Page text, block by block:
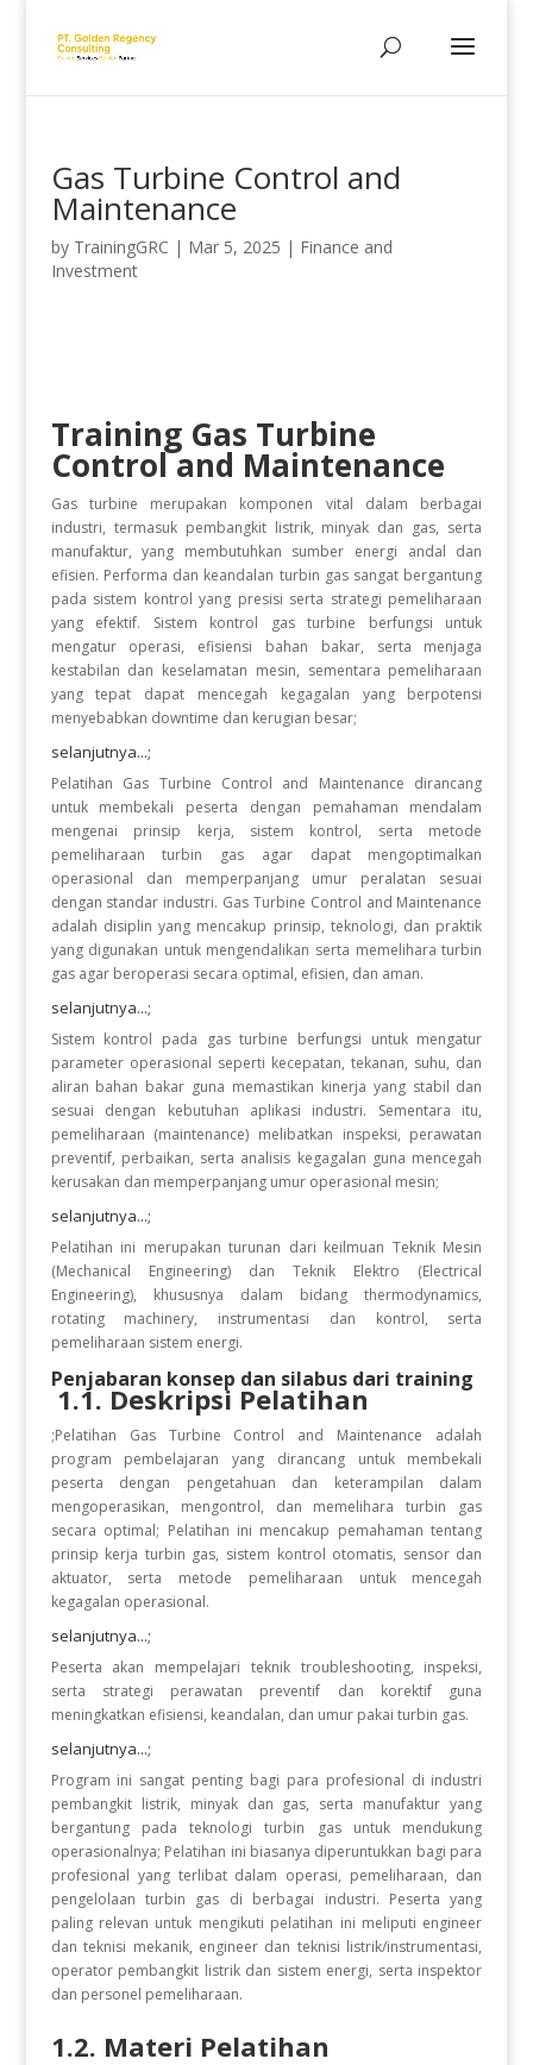
Gas Turbine Control and
Maintenance
by TrainingGRC | Mar 5, 2025 | Finance and
Investment
Training Gas Turbine
Control and Maintenance
Gas turbine merupakan komponen vital dalam berbagai
industri, termasuk pembangkit listrik, minyak dan gas, serta
manufaktur, yang membutuhkan sumber energi andal dan
efisien. Performa dan keandalan turbin gas sangat bergantung
pada sistem kontrol yang presisi serta strategi pemeliharaan
yang efektif. Sistem kontrol gas turbine berfungsi untuk
mengatur operasi, efisiensi bahan bakar, serta menjaga
kestabilan dan keselamatan mesin, sementara pemeliharaan
yang tepat dapat mencegah kegagalan yang berpotensi
menyebabkan downtime dan kerugian besar;
selanjutnya...;
Pelatihan Gas Turbine Control and Maintenance dirancang
untuk membekali peserta dengan pemahaman mendalam
mengenai prinsip kerja, sistem kontrol, serta metode
pemeliharaan turbin gas agar dapat mengoptimalkan
operasional dan memperpanjang umur peralatan sesuai
dengan standar industri. Gas Turbine Control and Maintenance
adalah disiplin yang mencakup prinsip, teknologi, dan praktik
yang digunakan untuk mengendalikan serta memelihara turbin
gas agar beroperasi secara optimal, efisien, dan aman.
selanjutnya...;
Sistem kontrol pada gas turbine berfungsi untuk mengatur
parameter operasional seperti kecepatan, tekanan, suhu, dan
aliran bahan bakar guna memastikan kinerja yang stabil dan
sesuai dengan kebutuhan aplikasi industri. Sementara itu,
pemeliharaan (maintenance) melibatkan inspeksi, perawatan
preventif, perbaikan, serta analisis kegagalan guna mencegah
kerusakan dan memperpanjang umur operasional mesin;
selanjutnya...;
Pelatihan ini merupakan turunan dari keilmuan Teknik Mesin
(Mechanical Engineering) dan Teknik Elektro (Electrical
Engineering), khususnya dalam bidang thermodynamics,
rotating machinery, instrumentasi dan kontrol, serta
pemeliharaan sistem energi.
Penjabaran konsep dan silabus dari training
1.1. Deskripsi Pelatihan
;Pelatihan Gas Turbine Control and Maintenance adalah
program pembelajaran yang dirancang untuk membekali
peserta dengan pengetahuan dan keterampilan dalam
mengoperasikan, mengontrol, dan memelihara turbin gas
secara optimal; Pelatihan ini mencakup pemahaman tentang
prinsip kerja turbin gas, sistem kontrol otomatis, sensor dan
aktuator, serta metode pemeliharaan untuk mencegah
kegagalan operasional.
selanjutnya...;
Peserta akan mempelajari teknik troubleshooting, inspeksi,
serta strategi perawatan preventif dan korektif guna
meningkatkan efisiensi, keandalan, dan umur pakai turbin gas.
selanjutnya...;
Program ini sangat penting bagi para profesional di industri
pembangkit listrik, minyak dan gas, serta manufaktur yang
bergantung pada teknologi turbin gas untuk mendukung
operasionalnya; Pelatihan ini biasanya diperuntukkan bagi para
profesional yang terlibat dalam operasi, pemeliharaan, dan
pengelolaan turbin gas di berbagai industri. Peserta yang
paling relevan untuk mengikuti pelatihan ini meliputi engineer
dan teknisi mekanik, engineer dan teknisi listrik/instrumentasi,
operator pembangkit listrik dan sistem energi, serta inspektor
dan personel pemeliharaan.
1.2. Materi Pelatihan